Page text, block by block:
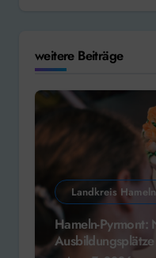
weitere Beiträge
Landkreis
Hameln-Pyrmont: